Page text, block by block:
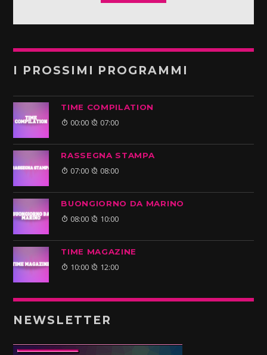
I PROSSIMI PROGRAMMI
TIME COMPILATION
00:00 07:00
RASSEGNA STAMPA
07:00 08:00
BUONGIORNO DA MARINO
08:00 10:00
TIME MAGAZINE
10:00 12:00
NEWSLETTER